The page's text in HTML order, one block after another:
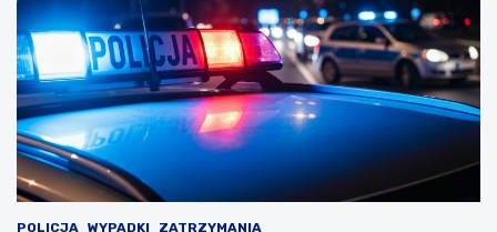
POLICJA WYPADKI ZATRZYMANIA